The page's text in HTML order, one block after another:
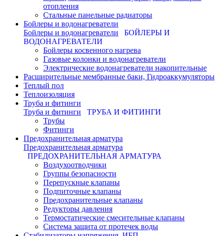
отопления
Стальные панельные радиаторы
Бойлеры и водонагреватели
Бойлеры и водонагреватели
БОЙЛЕРЫ И
ВОДОНАГРЕВАТЕЛИ
Бойлеры косвенного нагрева
Газовые колонки и водонагреватели
Электрические водонагреватели накопительные
Расширительные мембранные баки, Гидроаккумуляторы
Теплый пол
Теплоизоляция
Труба и фитинги
Труба и фитинги
ТРУБА И ФИТИНГИ
Трубы
Фитинги
Предохранительная арматура
Предохранительная арматура
ПРЕДОХРАНИТЕЛЬНАЯ АРМАТУРА
Воздухоотводчики
Группы безопасности
Перепускные клапаны
Подпиточные клапаны
Предохранительные клапаны
Редукторы давления
Термостатические смесительные клапаны
Система защита от протечек воды